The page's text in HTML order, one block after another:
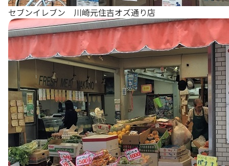
セブンイレブン 川崎元住吉オズ通り店